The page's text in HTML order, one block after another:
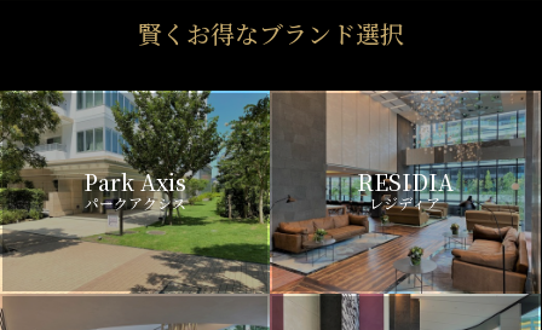
賢くお得なブランド選択
Park Axis
パークアクシス
RESIDIA
レジディア